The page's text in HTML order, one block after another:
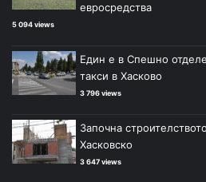
евросредства
5 094 views
Един е в Спешно
такси в Хасково
3 796 views
Започна
Хасковско
3 647 views